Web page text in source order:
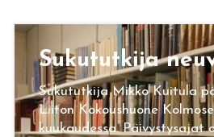
Su­ku­tut­ki­ja
Sukututkija Mikko Kuitula
Liiton Kokoushuone
kuukaudessa. Päivystysajat